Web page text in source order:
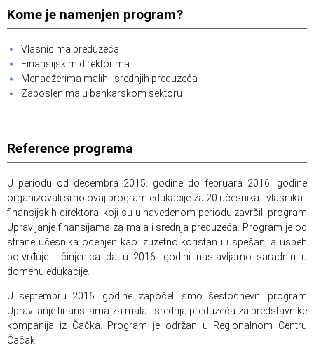
Kome je namenjen program?
Vlasnicima preduzeća
Finansijskim direktorima
Menadžerima malih i srednjih preduzeća
Zaposlenima u bankarskom sektoru
Reference programa
U periodu od decembra 2015. godine do februara 2016. godine
organizovali smo ovaj program edukacije za 20 učesnika - vlasnika i
finansijskih direktora, koji su u navedenom periodu završili program
Upravljanje finansijama za mala i srednja preduzeća. Program je od
strane učesnika ocenjen kao izuzetno koristan i uspešan, a uspeh
potvrđuje i činjenica da u 2016. godini nastavljamo saradnju u
domenu edukacije.
U septembru 2016. godine započeli smo šestodnevni program
Upravljanje finansijama za mala i srednja preduzeća za predstavnike
kompanija iz Čačka. Program je održan u Regionalnom Centru
Čačak.